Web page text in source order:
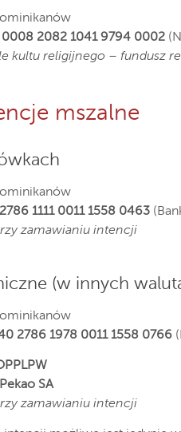
2082 1041 9794 0002
kultu religijnego – fundusz
mszalne
1111 0011 1558 0463
zamawianiu intencji
(w innych
2786 1978 0011 1558 0766
SA
zamawianiu intencji